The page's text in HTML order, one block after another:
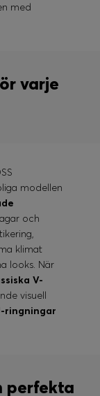
med
varje
modellen
och
klimat
looks. När
V-
visuell
ringningar
perfekta